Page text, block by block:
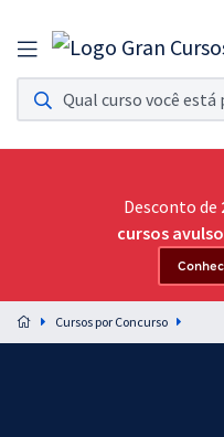
Assinatura Ilimitada 11
Acesso a todos os cursos. Teste
Assinatura OAB Até
Acesso ilimitado a toda
Preparação completa e intensiva
residências em saúde do Brasil
Desconto de
cursos
Cursos por Concurso